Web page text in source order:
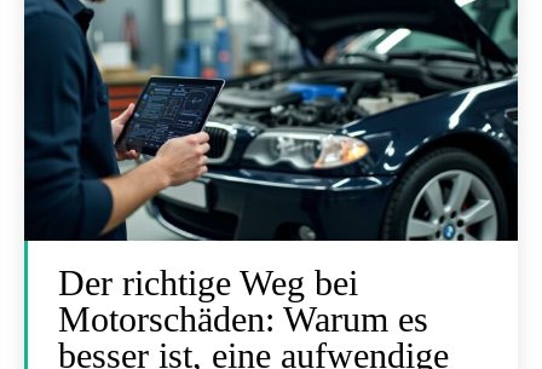
Der richtige Weg bei
Motorschäden: Warum es
besser ist, eine aufwendige